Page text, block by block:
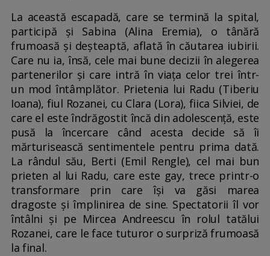
La această escapadă, care se termină la spital,
participă și Sabina (Alina Eremia), o tânără
frumoasă și deșteaptă, aflată în căutarea iubirii.
Care nu ia, însă, cele mai bune decizii în alegerea
partenerilor și care intră în viața celor trei într-
un mod întâmplător. Prietenia lui Radu (Tiberiu
Ioana), fiul Rozanei, cu Clara (Lora), fiica Silviei, de
care el este îndrăgostit încă din adolescență, este
pusă la încercare când acesta decide să îi
mărturisească sentimentele pentru prima dată.
La rândul său, Berti (Emil Rengle), cel mai bun
prieten al lui Radu, care este gay, trece printr-o
transformare prin care își va găsi marea
dragoste și împlinirea de sine. Spectatorii îl vor
întâlni și pe Mircea Andreescu în rolul tatălui
Rozanei, care le face tuturor o surpriză frumoasă
la final.